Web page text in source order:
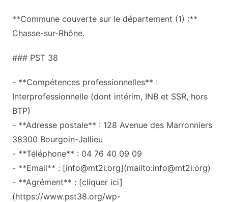
**Commune couverte sur le département (1) :**
Chasse-sur-Rhône.
### PST 38
- **Compétences professionnelles** :
Interprofessionnelle (dont intérim, INB et SSR, hors
BTP)
- **Adresse postale** : 128 Avenue des Marronniers
38300 Bourgoin-Jallieu
- **Téléphone** : 04 76 40 09 09
- **Email** : [info@mt2i.org](mailto:info@mt2i.org)
- **Agrément** : [cliquer ici]
(https://www.pst38.org/wp-